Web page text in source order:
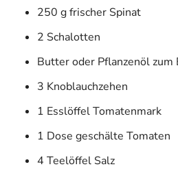
250 g frischer Spinat
2 Schalotten
Butter oder Pflanzenöl zum
3 Knoblauchzehen
1 Esslöffel Tomatenmark
1 Dose geschälte Tomaten
4 Teelöffel Salz